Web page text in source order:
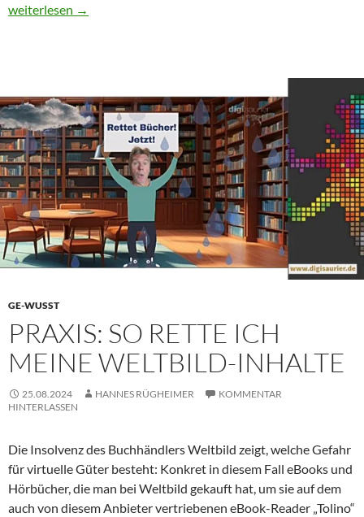
Was zur Hölle … steckt hinter der Diskussion um „Trusted
weiterlesen →
GE-WUSST
PRAXIS: SO RETTE ICH
MEINE WELTBILD-INHALTE
25.08.2024 HANNES RÜGHEIMER
KOMMENTAR
HINTERLASSEN
Die Insolvenz des Buchhändlers Weltbild zeigt, welche Gefahr
für virtuelle Güter besteht: Konkret in diesem Fall eBooks und
Hörbücher, die man bei Weltbild gekauft hat, um sie auf dem
auch von diesem Anbieter vertriebenen eBook-Reader „Tolino“